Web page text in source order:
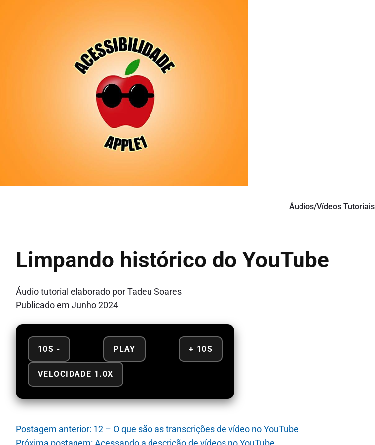
Áudios/Vídeos Tutoriais
Limpando histórico do YouTube
Áudio tutorial elaborado por Tadeu Soares
Publicado em Junho 2024
10S - PLAY + 10S
VELOCIDADE 1.0X
Postagem anterior: 12 – O que são as transcrições de vídeo no YouTube
Próxima postagem: Acessando a descrição de vídeos no YouTube